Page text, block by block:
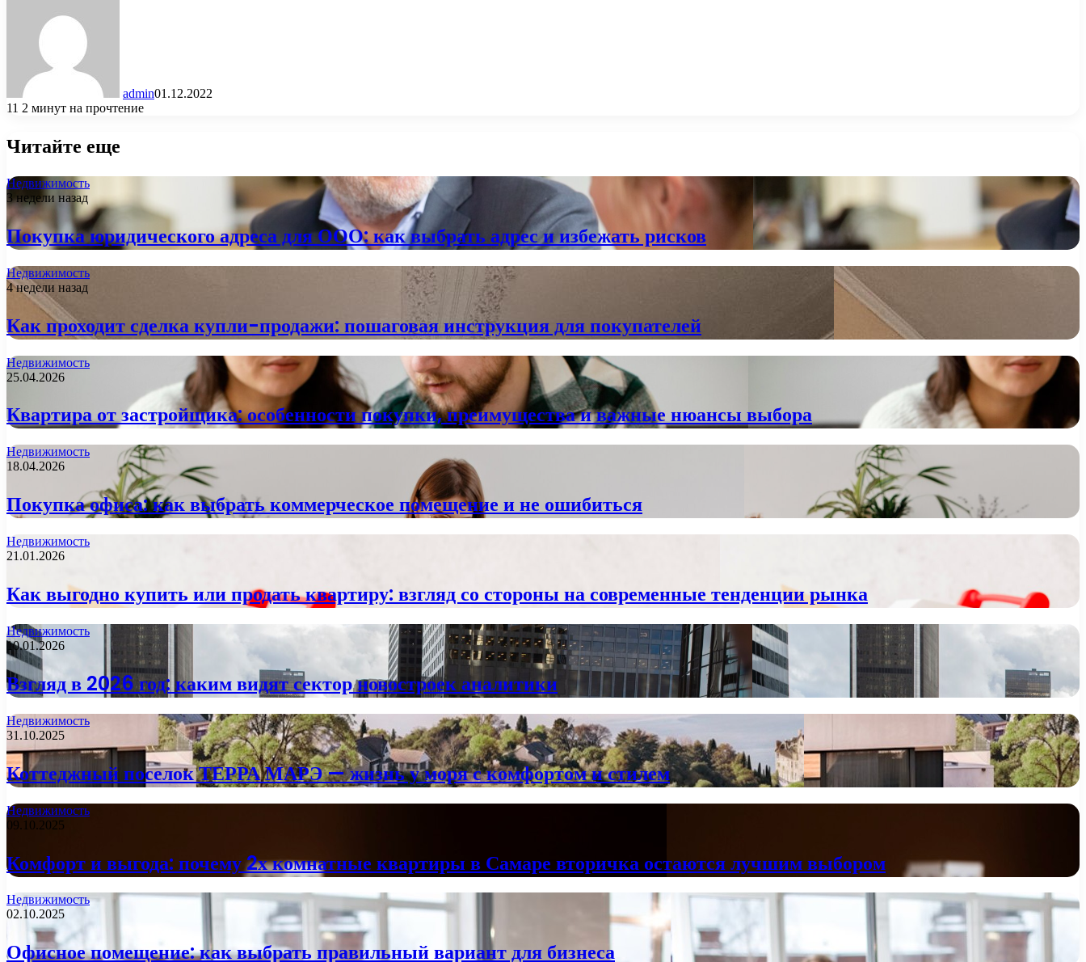
admin01.12.2022
11 2 минут на прочтение
Читайте еще
Недвижимость
3 недели назад
Покупка юридического адреса для ООО: как выбрать адрес и избежать рисков
Недвижимость
4 недели назад
Как проходит сделка купли-продажи: пошаговая инструкция для покупателей
Недвижимость
25.04.2026
Квартира от застройщика: особенности покупки, преимущества и важные нюансы выбора
Недвижимость
18.04.2026
Покупка офиса: как выбрать коммерческое помещение и не ошибиться
Недвижимость
21.01.2026
Как выгодно купить или продать квартиру: взгляд со стороны на современные тенденции рынка
Недвижимость
10.01.2026
Взгляд в 2026 год: каким видят сектор новостроек аналитики
Недвижимость
31.10.2025
Коттеджный поселок ТЕРРА МАРЭ — жизнь у моря с комфортом и стилем
Недвижимость
09.10.2025
Комфорт и выгода: почему 2х комнатные квартиры в Самаре вторичка остаются лучшим выбором
Недвижимость
02.10.2025
Офисное помещение: как выбрать правильный вариант для бизнеса